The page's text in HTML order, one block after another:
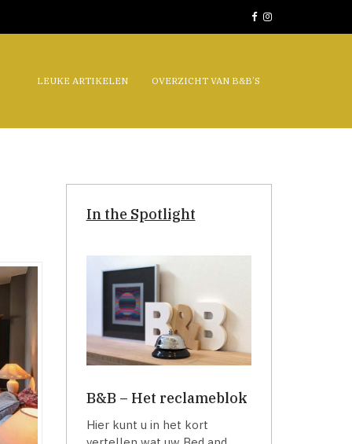
LEUKE ARTIKELEN OVERZICHT VAN B&B’S
In the Spotlight
B&B – Het reclameblok
Hier kunt u in het kort